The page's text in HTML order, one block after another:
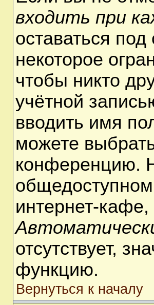
входить при
оставаться
некоторое
чтобы никто
учётной
вводить имя
можете
конференцию.
интернет-кафе,
отсутствует,
функцию.
Вернуться к началу